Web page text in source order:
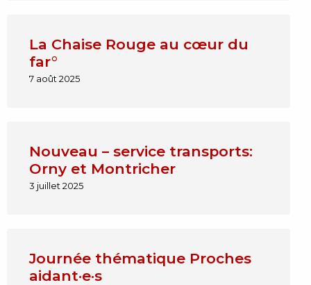
La Chaise Rouge au cœur du
far°
7 août 2025
Nouveau – service transports:
Orny et Montricher
3 juillet 2025
Journée thématique Proches
aidant·e·s